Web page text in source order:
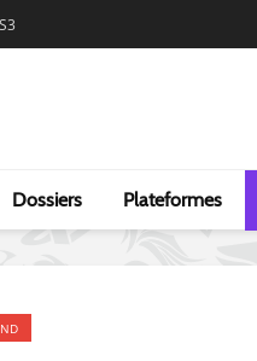
Dossiers Plateformes